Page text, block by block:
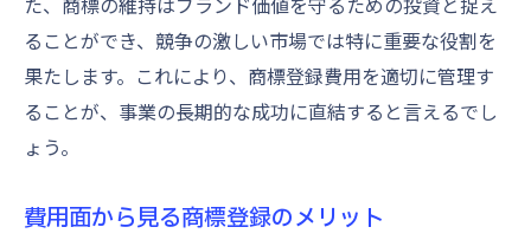
商標登録時に注意すべきコスト障害
登録後に発生する可能性のある追加料金
費用削減のための申請書類の最適化
商標登録における出願の効率化戦略
ることができ、競争の激しい市場では特に重要な役割を
果たします。これにより、商標登録費用を適切に管理す
ることが、事業の長期的な成功に直結すると言えるでし
ょう。
費用面から見る商標登録のメリット